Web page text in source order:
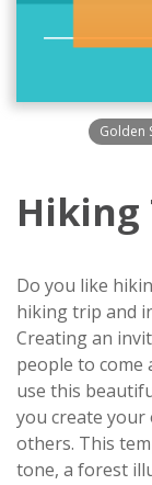
Golden
Do you like
hiking trip and
Creating an
people to come
use this
you create your
others. This
tone, a forest